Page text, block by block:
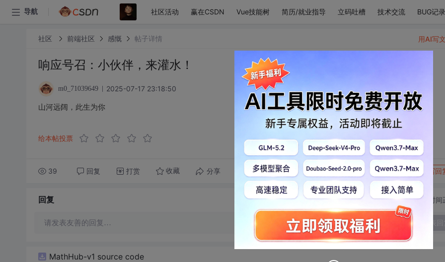
导航 社区活动 赢在CSDN Vue技能树 简历/就业指导 立码吐槽 技术交流 BUG记录
社区 前端社区 感慨 帖子详情
响应号召：小伙伴，来灌水！
m0_71039649 2025-07-17 23:18:50
山河远阔，此生为你
给本帖投票
39 回复 打赏 收藏 分享 转发到动态 举报 写回
用AI写
回复 切换为时间
请发表友善的回复…
MathHub-v1 source code